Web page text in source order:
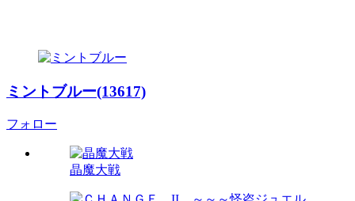
ミントブルー(13617)
フォロー
晶魔大戦